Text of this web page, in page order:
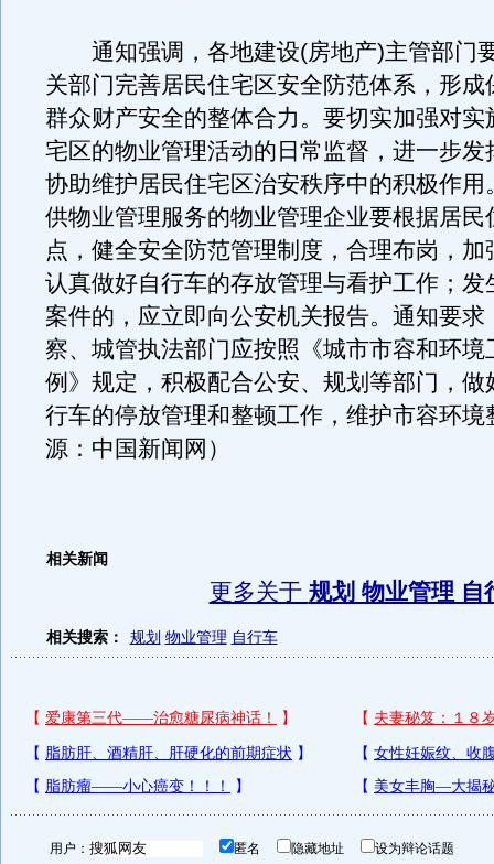
通知强调，各地建设(房地产)主管部门
关部门完善居民住宅区安全防范体系，形成
群众财产安全的整体合力。要切实加强对实
宅区的物业管理活动的日常监督，进一步发
协助维护居民住宅区治安秩序中的积极作用
供物业管理服务的物业管理企业要根据居民
点，健全安全防范管理制度，合理布岗，加
认真做好自行车的存放管理与看护工作；发
案件的，应立即向公安机关报告。通知要求
察、城管执法部门应按照《城市市容和环境
例》规定，积极配合公安、规划等部门，做
行车的停放管理和整顿工作，维护市容环境
源：中国新闻网）
相关新闻
更多关于 规划 物业管理 自
相关搜索： 规划 物业管理 自行车
用户： 匿名 隐藏地址 设为辩论话题